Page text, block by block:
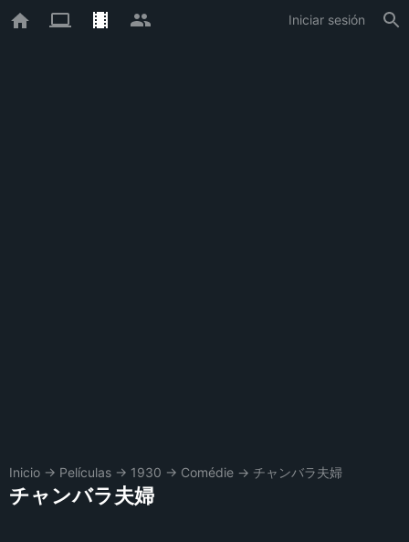
Iniciar sesión
Inicio → Películas → 1930 → Comédie → チャンバラ夫婦
チャンバラ夫婦